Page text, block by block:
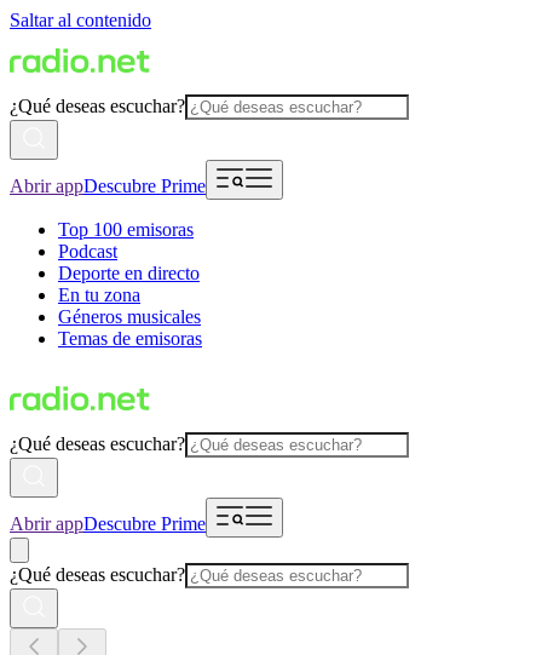
Saltar al contenido
¿Qué deseas escuchar?
Abrir appDescubre Prime
Top 100 emisoras
Podcast
Deporte en directo
En tu zona
Géneros musicales
Temas de emisoras
¿Qué deseas escuchar?
Abrir appDescubre Prime
¿Qué deseas escuchar?